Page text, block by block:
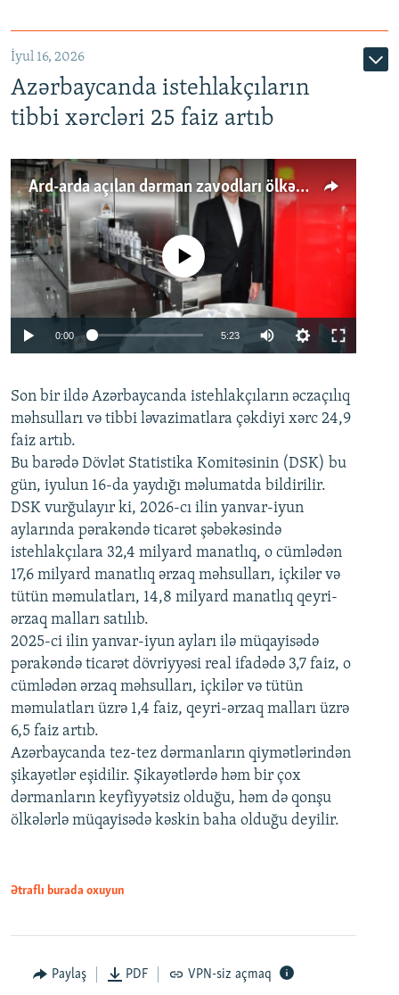
İyul 16, 2026
Azərbaycanda istehlakçıların
tibbi xərcləri 25 faiz artıb
Ard-arda açılan dərman zavodları ölkənin tələbatını ödəyirmi?
Auto 240p 360p 480p
720p 1080p
No media source currently available
0:00 5:23
360p
480p
720p
1080p
Son bir ildə Azərbaycanda istehlakçıların əczaçılıq
məhsulları və tibbi ləvazimatlara çəkdiyi xərc 24,9
faiz artıb.
Bu barədə Dövlət Statistika Komitəsinin (DSK) bu
gün, iyulun 16-da yaydığı məlumatda bildirilir.
DSK vurğulayır ki, 2026-cı ilin yanvar-iyun
aylarında pərakəndə ticarət şəbəkəsində
istehlakçılara 32,4 milyard manatlıq, o cümlədən
17,6 milyard manatlıq ərzaq məhsulları, içkilər və
tütün məmulatları, 14,8 milyard manatlıq qeyri-
ərzaq malları satılıb.
2025-ci ilin yanvar-iyun ayları ilə müqayisədə
pərakəndə ticarət dövriyyəsi real ifadədə 3,7 faiz, o
cümlədən ərzaq məhsulları, içkilər və tütün
məmulatları üzrə 1,4 faiz, qeyri-ərzaq malları üzrə
6,5 faiz artıb.
Azərbaycanda tez-tez dərmanların qiymətlərindən
şikayətlər eşidilir. Şikayətlərdə həm bir çox
dərmanların keyfiyyətsiz olduğu, həm də qonşu
ölkələrlə müqayisədə kəskin baha olduğu deyilir.
Ətraflı burada oxuyun
Paylaş PDF VPN-siz açmaq